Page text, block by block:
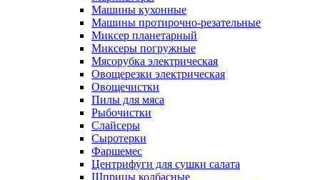
Машины кухонные
Машины протирочно-резательные
Миксер планетарный
Миксеры погружные
Мясорубка электрическая
Овощерезки электрическая
Овощечистки
Пилы для мяса
Рыбочистки
Слайсеры
Сыротерки
Фаршемес
Центрифуги для сушки салата
Шприцы колбасные